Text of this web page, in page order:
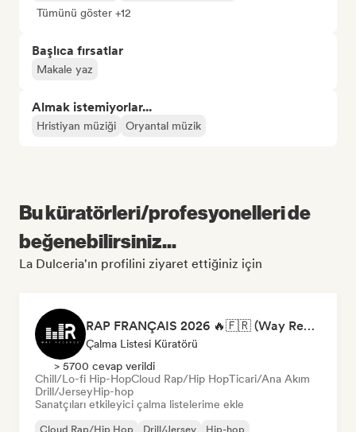
Tümünü göster +12
Başlıca fırsatlar
Makale yaz
Almak istemiyorlar...
Hristiyan müziği Oryantal müzik
Bu küratörleri/profesyonelleri de
beğenebilirsiniz...
La Dulceria'ın profilini ziyaret ettiğiniz için
RAP FRANÇAIS 2026 🔥🇫🇷 (Way Records)
Çalma Listesi Küratörü
> 5700 cevap verildi
Chill/Lo-fi Hip-HopCloud Rap/Hip HopTicari/Ana Akım
Drill/JerseyHip-hop
Sanatçıları etkileyici çalma listelerime ekle
Cloud Rap/Hip Hop Drill/Jersey
Hip-hop